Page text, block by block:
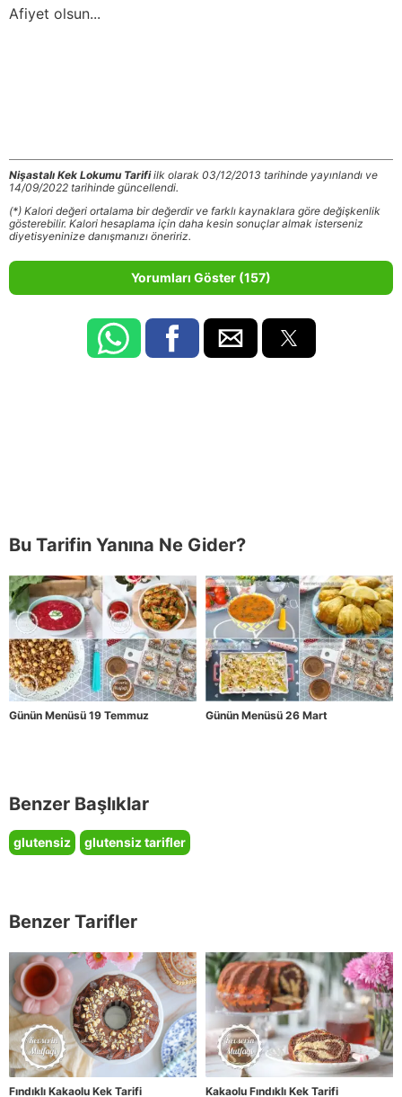
Afiyet olsun...
Nişastalı Kek Lokumu Tarifiilk olarak 03/12/2013 tarihinde yayınlandı ve
14/09/2022 tarihinde güncellendi.
(*) Kalori değeri ortalama bir değerdir ve farklı kaynaklara göre değişkenlik
gösterebilir. Kalori hesaplama için daha kesin sonuçlar almak isterseniz
diyetisyeninize danışmanızı öneririz.
Yorumları Göster (157)
Bu Tarifin Yanına Ne Gider?
Günün Menüsü 19 Temmuz Günün Menüsü 26 Mart
Benzer Başlıklar
glutensiz glutensiz tarifler
Benzer Tarifler
Fındıklı Kakaolu Kek Tarifi Kakaolu Fındıklı Kek Tarifi